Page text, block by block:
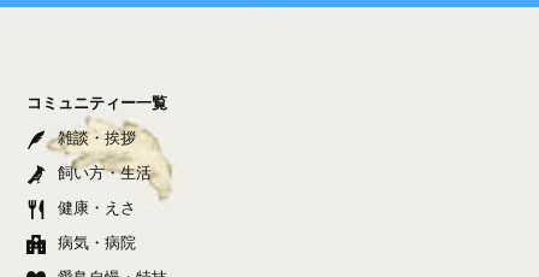
コミュニティー一覧
雑談・挨拶
飼い方・生活
健康・えさ
病気・病院